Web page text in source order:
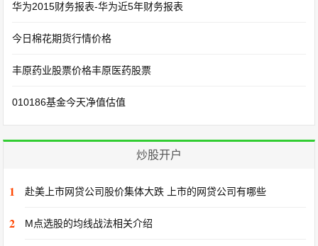
华为2015财务报表-华为近5年财务报表
今日棉花期货行情价格
丰原药业股票价格丰原医药股票
010186基金今天净值估值
炒股开户
1 赴美上市网贷公司股价集体大跌 上市的网贷公司有哪些
2 M点选股的均线战法相关介绍